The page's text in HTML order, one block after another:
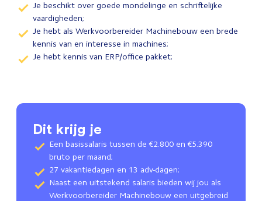
Je beschikt over goede mondelinge en schriftelijke
vaardigheden;
Je hebt als Werkvoorbereider Machinebouw een brede
kennis van en interesse in machines;
Je hebt kennis van ERP/office pakket;
Dit krijg je
Een basissalaris tussen de €2.800 en €5.390
bruto per maand;
27 vakantiedagen en 13 adv-dagen;
Naast een uitstekend salaris bieden wij jou als
Werkvoorbereider Machinebouw een uitgebreid